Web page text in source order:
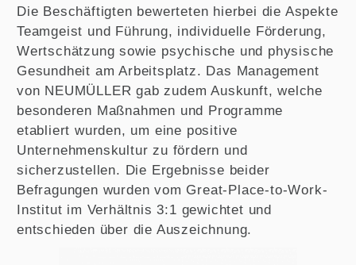
Die Beschäftigten bewerteten hierbei die Aspekte
Teamgeist und Führung, individuelle Förderung,
Wertschätzung sowie psychische und physische
Gesundheit am Arbeitsplatz. Das Management
von NEUMÜLLER gab zudem Auskunft, welche
besonderen Maßnahmen und Programme
etabliert wurden, um eine positive
Unternehmenskultur zu fördern und
sicherzustellen. Die Ergebnisse beider
Befragungen wurden vom Great-Place-to-Work-
Institut im Verhältnis 3:1 gewichtet und
entschieden über die Auszeichnung.